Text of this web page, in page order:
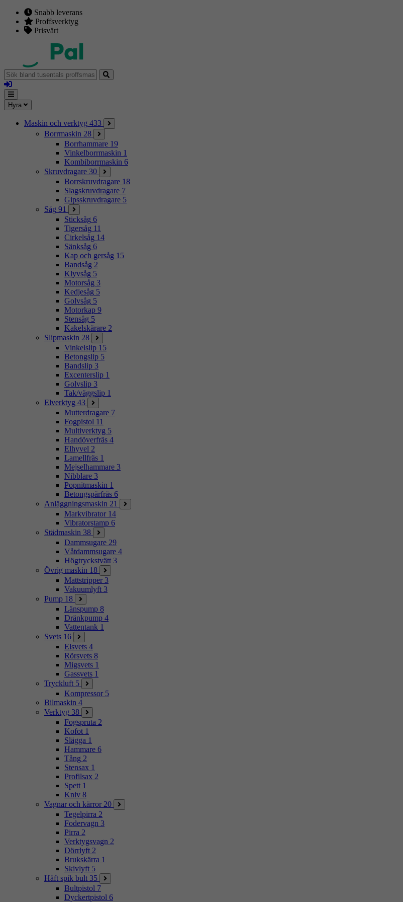
Snabb leverans
Proffsverktyg
Prisvärt
Sök
bland
tusentals
proffsmaskiner
Logga
in
Mina
sidor
Meny
Hyra
Maskin och verktyg 433
Borrmaskin 28
Borrhammare 19
Vinkelborrmaskin 1
Kombiborrmaskin 6
Skruvdragare 30
Borrskruvdragare 18
Slagskruvdragare 7
Gipsskruvdragare 5
Såg 91
Sticksåg 6
Tigersåg 11
Cirkelsåg 14
Sänksåg 6
Kap och gersåg 15
Bandsåg 2
Klyvsåg 5
Motorsåg 3
Kedjesåg 5
Golvsåg 5
Motorkap 9
Stensåg 5
Kakelskärare 2
Slipmaskin 28
Vinkelslip 15
Betongslip 5
Bandslip 3
Excenterslip 1
Golvslip 3
Tak/väggslip 1
Elverktyg 43
Mutterdragare 7
Fogpistol 11
Multiverktyg 5
Handöverfräs 4
Elhyvel 2
Lamellfräs 1
Mejselhammare 3
Nibblare 3
Popnitmaskin 1
Betongspårfräs 6
Anläggningsmaskin 21
Markvibrator 14
Vibratorstamp 6
Städmaskin 38
Dammsugare 29
Våtdammsugare 4
Högtryckstvätt 3
Övrig maskin 18
Mattstripper 3
Vakuumlyft 3
Pump 18
Länspump 8
Dränkpump 4
Vattentank 1
Svets 16
Elsvets 4
Rörsvets 8
Migsvets 1
Gassvets 1
Tryckluft 5
Kompressor 5
Bilmaskin 4
Verktyg 38
Fogspruta 2
Kofot 1
Slägga 1
Hammare 6
Tång 2
Stensax 1
Profilsax 2
Spett 1
Kniv 8
Vagnar och kärror 20
Tegelpirra 2
Fodervagn 3
Pirra 2
Verktygsvagn 2
Dörrlyft 2
Brukskärra 1
Skivlyft 5
Häft spik bult 35
Bultpistol 7
Dyckertpistol 6